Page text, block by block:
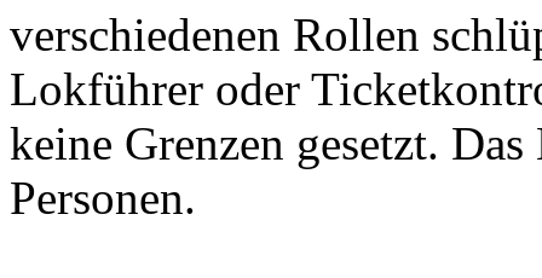
verschiedenen Rollen
Lokführer oder
keine Grenzen gesetzt.
Personen.